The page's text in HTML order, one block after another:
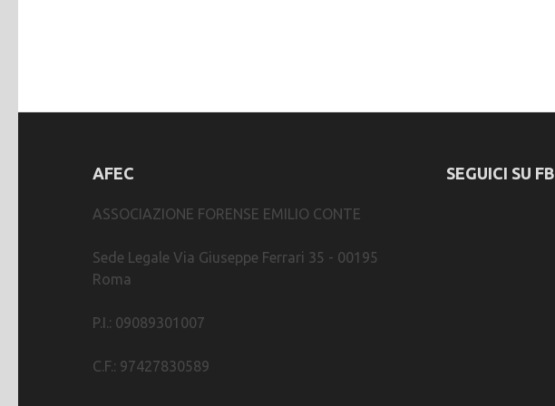
AFEC
ASSOCIAZIONE FORENSE EMILIO CONTE
Sede Legale Via Giuseppe Ferrari 35 - 00195
Roma
P.I.: 09089301007
C.F.: 97427830589
SEGUICI SU FB